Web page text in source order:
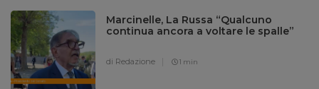
Marcinelle, La Russa “Qualcuno
continua ancora a voltare le spalle”
di Redazione 1 min